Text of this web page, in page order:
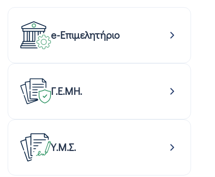
e-Επιμελητήριο
Γ.Ε.ΜΗ.
Υ.Μ.Σ.